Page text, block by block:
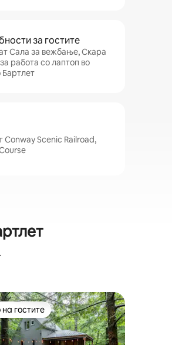
за гостите
Сала за вежбање, Скара
работа со лаптоп во
Conway Scenic Railroad,
гостите
гостите